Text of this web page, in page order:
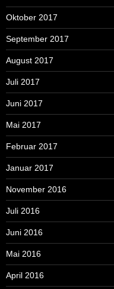
Oktober 2017
September 2017
August 2017
Juli 2017
Juni 2017
Mai 2017
Februar 2017
Januar 2017
November 2016
Juli 2016
Juni 2016
Mai 2016
April 2016